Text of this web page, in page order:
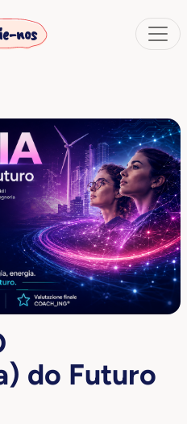
nos
do Futuro